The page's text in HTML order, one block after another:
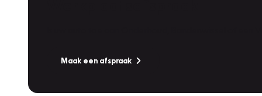
Maak een afspraak